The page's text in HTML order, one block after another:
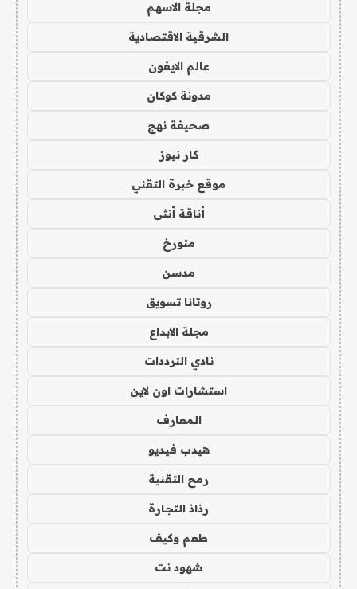
مجلة الاسهم
الشرقية الاقتصادية
عالم الايفون
مدونة كوكان
صحيفة نهج
كار نيوز
موقع خبرة التقني
أناقة أنثى
متورخ
مدسن
روتانا تسويق
مجلة الابداع
نادي الترددات
استشارات اون لاين
المعارف
هيدب فيديو
رمح التقنية
رذاذ التجارة
طعم وكيف
شهود نت